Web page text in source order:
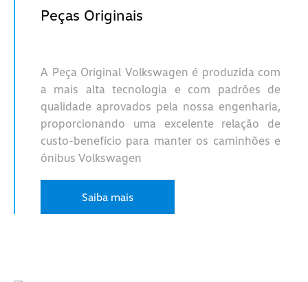
Peças Originais
A Peça Original Volkswagen é produzida com
a mais alta tecnologia e com padrões de
qualidade aprovados pela nossa engenharia,
proporcionando uma excelente relação de
custo-benefício para manter os caminhões e
ônibus Volkswagen
Saiba mais